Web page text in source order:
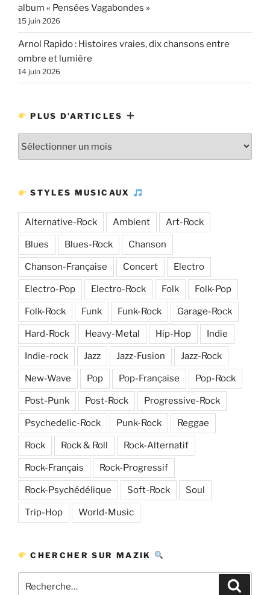
album « Pensées Vagabondes »
15 juin 2026
Arnol Rapido : Histoires vraies, dix chansons entre
ombre et lumière
14 juin 2026
PLUS D’ARTICLES
STYLES MUSICAUX
Alternative-Rock Ambient Art-Rock
Blues Blues-Rock Chanson
Chanson-Française Concert Electro
Electro-Pop Electro-Rock Folk Folk-Pop
Folk-Rock Funk Funk-Rock Garage-Rock
Hard-Rock Heavy-Metal Hip-Hop Indie
Indie-rock Jazz Jazz-Fusion Jazz-Rock
New-Wave Pop Pop-Française Pop-Rock
Post-Punk Post-Rock Progressive-Rock
Psychedelic-Rock Punk-Rock Reggae
Rock Rock & Roll Rock-Alternatif
Rock-Français Rock-Progressif
Rock-Psychédélique Soft-Rock Soul
Trip-Hop World-Music
CHERCHER SUR MAZIK